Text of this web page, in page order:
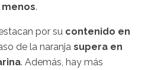
menos.
por su contenido en
de la naranja supera en
. Además, hay más